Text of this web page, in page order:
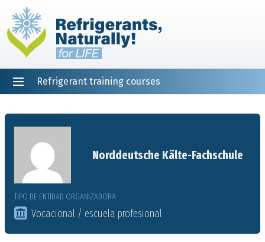
Refrigerant training courses
Norddeutsche Kälte-Fachschule
TIPO DE ENTIDAD ORGANIZADORA
Vocacional / escuela profesional